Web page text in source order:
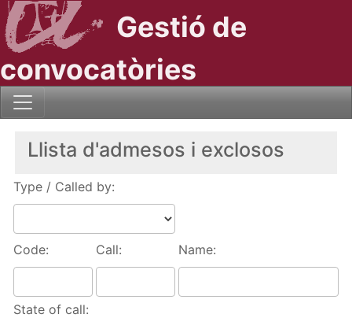
Gestió de
convocatòries
Llista d'admesos i exclosos
Type / Called by:
Code: Call: Name:
State of call: